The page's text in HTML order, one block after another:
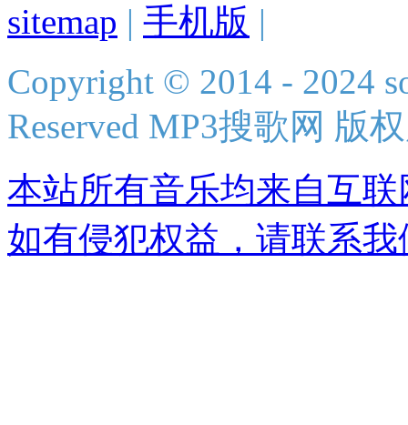
sitemap | 手机版 |
Copyright © 2014 - 2024
Reserved MP3搜歌网 版
本站所有音乐均来自互
如有侵犯权益，请联系